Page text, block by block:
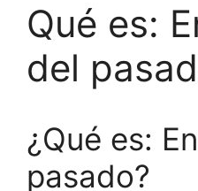
Qué es:
del
¿Qué es:
pasado?